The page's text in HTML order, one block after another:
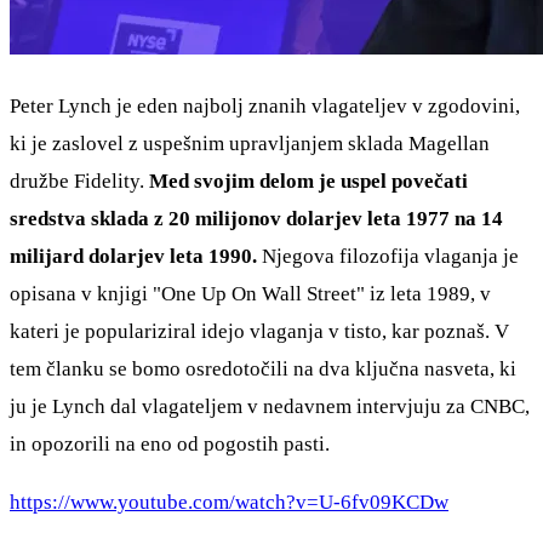
Peter Lynch je eden najbolj znanih vlagateljev v zgodovini,
ki je zaslovel z uspešnim upravljanjem sklada Magellan
družbe Fidelity. Med svojim delom je uspel povečati
sredstva sklada z 20 milijonov dolarjev leta 1977 na 14
milijard dolarjev leta 1990. Njegova filozofija vlaganja je
opisana v knjigi "One Up On Wall Street" iz leta 1989, v
kateri je populariziral idejo vlaganja v tisto, kar poznaš. V
tem članku se bomo osredotočili na dva ključna nasveta, ki
ju je Lynch dal vlagateljem v nedavnem intervjuju za CNBC,
in opozorili na eno od pogostih pasti.
https://www.youtube.com/watch?v=U-6fv09KCDw